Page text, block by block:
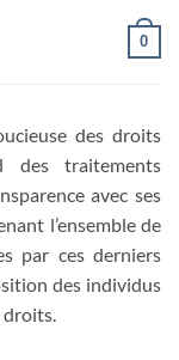
0
des droits
des traitements
avec ses
l’ensemble de
par ces derniers
des individus
droits.